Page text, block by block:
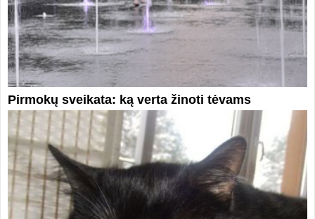
Pirmokų sveikata: ką verta žinoti tėvams